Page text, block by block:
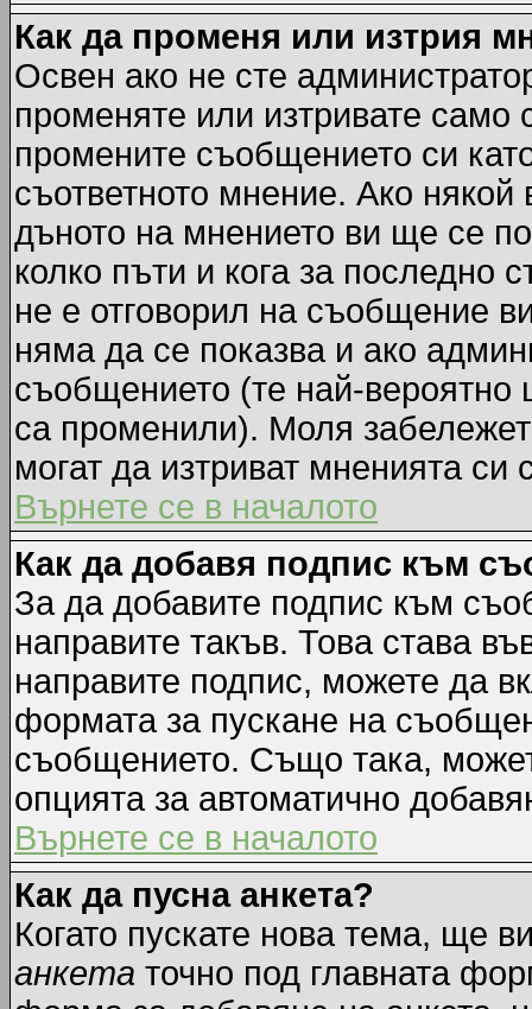
Как да променя или изтрия
Освен ако не сте
променяте или изтривате
промените съобщението си
съответното мнение. Ако
дъното на мнението ви ще се
колко пъти и кога за последно
не е отговорил на съобщение
няма да се показва и ако
съобщението (те най-
са променили). Моля
могат да изтриват мненията си
Върнете се в началото
Как да добавя подпис към
За да добавите подпис към
направите такъв. Това става
направите подпис, можете да
формата за пускане на
съобщението. Също така,
опцията за автоматично
Върнете се в началото
Как да пусна анкета?
Когато пускате нова тема, ще
анкета точно под главната